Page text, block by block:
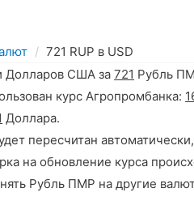
721 RUP в USD
Долларов США за721 Рубль
курс Агропромбанка:
Доллара.
пересчитан
на обновление курса
Рубль ПМР на другие